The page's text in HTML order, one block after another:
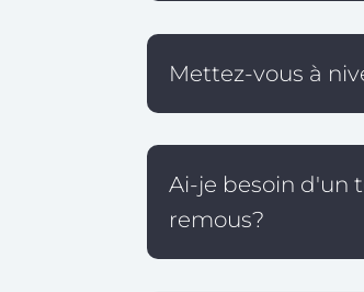
Mettez-vous à
Ai-je besoin d'un
remous?